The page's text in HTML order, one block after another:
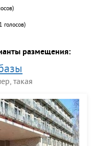
голосов)
размещения:
такая